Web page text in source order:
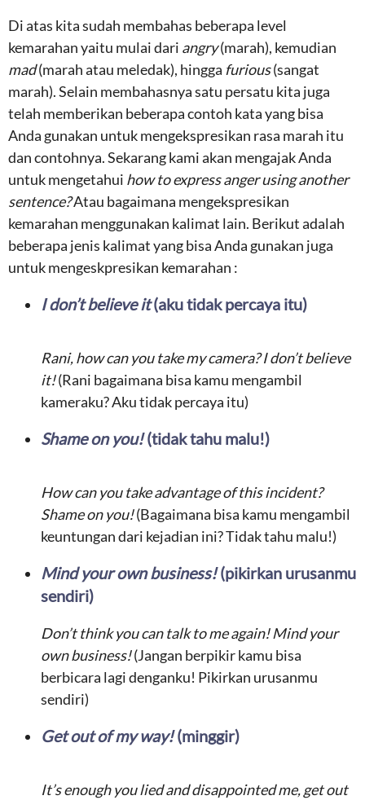
Di atas kita sudah membahas beberapa level
kemarahan yaitu mulai dari angry(marah), kemudian
mad(marah atau meledak), hingga furious(sangat
marah). Selain membahasnya satu persatu kita juga
telah memberikan beberapa contoh kata yang bisa
Anda gunakan untuk mengekspresikan rasa marah itu
dan contohnya. Sekarang kami akan mengajak Anda
untuk mengetahui how to express anger using another
sentence?Atau bagaimana mengekspresikan
kemarahan menggunakan kalimat lain. Berikut adalah
beberapa jenis kalimat yang bisa Anda gunakan juga
untuk mengeskpresikan kemarahan :
I don’t believe it(aku tidak percaya itu)
Rani, how can you take my camera? I don’t believe
it!(Rani bagaimana bisa kamu mengambil
kameraku? Aku tidak percaya itu)
Shame on you!(tidak tahu malu!)
How can you take advantage of this incident?
Shame on you!(Bagaimana bisa kamu mengambil
keuntungan dari kejadian ini? Tidak tahu malu!)
Mind your own business!(pikirkan urusanmu
sendiri)
Don’t think you can talk to me again! Mind your
own business!(Jangan berpikir kamu bisa
berbicara lagi denganku! Pikirkan urusanmu
sendiri)
Get out of my way!(minggir)
It’s enough you lied and disappointed me, get out